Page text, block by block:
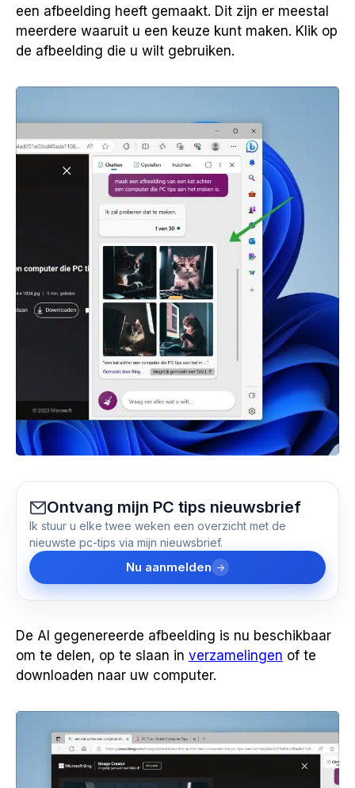
een afbeelding heeft gemaakt. Dit zijn er meestal
meerdere waaruit u een keuze kunt maken. Klik op
de afbeelding die u wilt gebruiken.
Ontvang mijn PC tips nieuwsbrief
Ik stuur u elke twee weken een overzicht met de
nieuwste pc-tips via mijn nieuwsbrief.
Nu aanmelden
De AI gegenereerde afbeelding is nu beschikbaar
om te delen, op te slaan in verzamelingen of te
downloaden naar uw computer.